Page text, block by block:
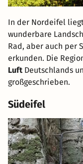
In der Nordeifel
wunderbare
Rad, aber auch per
erkunden. Die
Luft Deutschlands
großgeschrieben.
Südeifel